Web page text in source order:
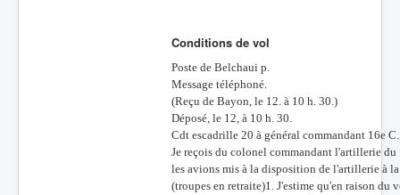
Conditions de vol
Poste de Belchaui p.
Message téléphoné.
(Reçu de Bayon, le 12. à 10 h. 30.)
Déposé, le 12, à 10 h. 30.
Cdt escadrille 20 à général commandant 16e
Je reçois du colonel commandant l'artillerie
les avions mis à la disposition de l'artillerie à
(troupes en retraite)1. J'estime qu'en raison du